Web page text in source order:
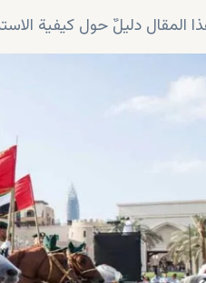
المقال دليلٌ حول كيفية